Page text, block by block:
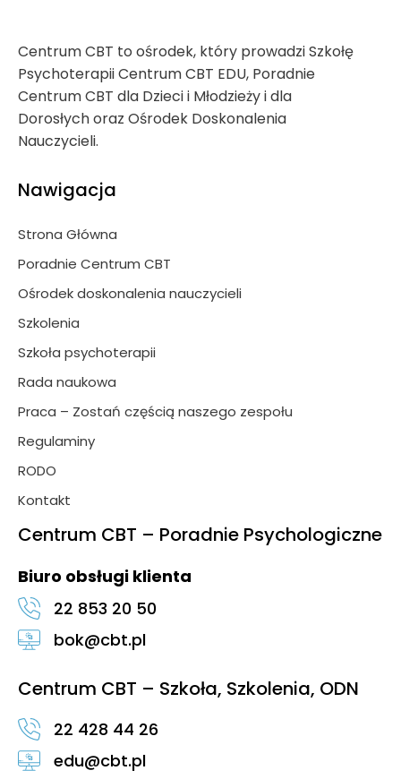
Centrum CBT to ośrodek, który prowadzi Szkołę
Psychoterapii Centrum CBT EDU, Poradnie
Centrum CBT dla Dzieci i Młodzieży i dla
Dorosłych oraz Ośrodek Doskonalenia
Nauczycieli.
Nawigacja
Strona Główna
Poradnie Centrum CBT
Ośrodek doskonalenia nauczycieli
Szkolenia
Szkoła psychoterapii
Rada naukowa
Praca – Zostań częścią naszego zespołu
Regulaminy
RODO
Kontakt
Centrum CBT – Poradnie Psychologiczne
Biuro obsługi klienta
22 853 20 50
bok@cbt.pl
Centrum CBT – Szkoła, Szkolenia, ODN
22 428 44 26
edu@cbt.pl